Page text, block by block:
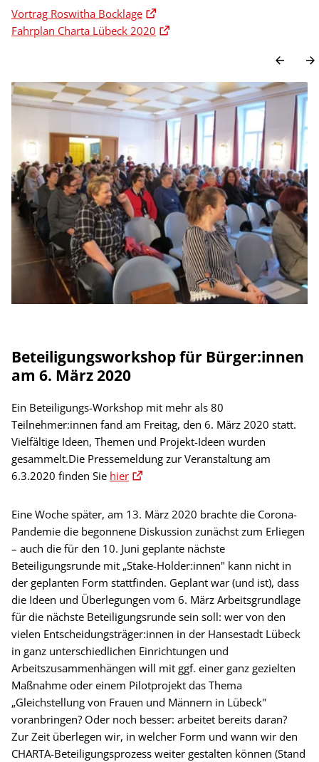
Vortrag Roswitha Bocklage
Fahrplan Charta Lübeck 2020
Beteiligungsworkshop für Bürger:innen
am 6. März 2020
Ein Beteiligungs-Workshop mit mehr als 80
Teilnehmer:innen fand am Freitag, den 6. März 2020 statt.
Vielfältige Ideen, Themen und Projekt-Ideen wurden
gesammelt.Die Pressemeldung zur Veranstaltung am
6.3.2020 finden Sie hier
Eine Woche später, am 13. März 2020 brachte die Corona-
Pandemie die begonnene Diskussion zunächst zum Erliegen
– auch die für den 10. Juni geplante nächste
Beteiligungsrunde mit „Stake-Holder:innen" kann nicht in
der geplanten Form stattfinden. Geplant war (und ist), dass
die Ideen und Überlegungen vom 6. März Arbeitsgrundlage
für die nächste Beteiligungsrunde sein soll: wer von den
vielen Entscheidungsträger:innen in der Hansestadt Lübeck
in ganz unterschiedlichen Einrichtungen und
Arbeitszusammenhängen will mit ggf. einer ganz gezielten
Maßnahme oder einem Pilotprojekt das Thema
„Gleichstellung von Frauen und Männern in Lübeck"
voranbringen? Oder noch besser: arbeitet bereits daran?
Zur Zeit überlegen wir, in welcher Form und wann wir den
CHARTA-Beteiligungsprozess weiter gestalten können (Stand